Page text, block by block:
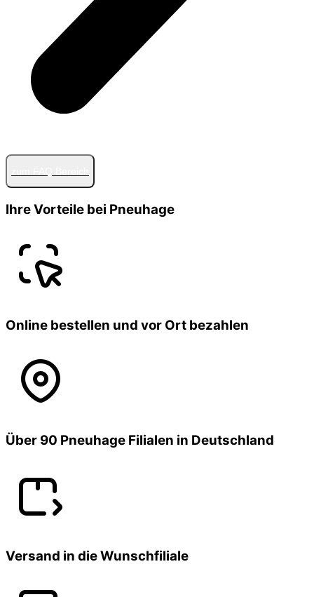
Ihre Vorteile bei Pneuhage
Online bestellen und vor Ort bezahlen
Über 90 Pneuhage Filialen in Deutschland
Versand in die Wunschfiliale